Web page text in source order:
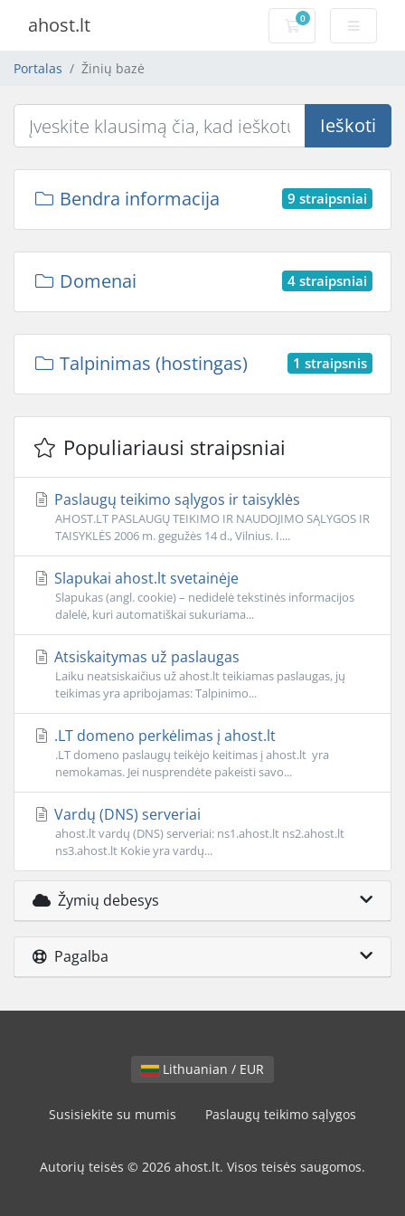
ahost.lt 0
Pirkinių krepšelis
Portalas Žinių bazė
Ieškoti
9 straipsniai
Bendra informacija
4 straipsniai
Domenai
1 straipsnis
Talpinimas (hostingas)
Populiariausi straipsniai
Paslaugų teikimo sąlygos ir taisyklės
AHOST.LT PASLAUGŲ TEIKIMO IR NAUDOJIMO SĄLYGOS IR
TAISYKLĖS 2006 m. gegužės 14 d., Vilnius. I....
Slapukai ahost.lt svetainėje
Slapukas (angl. cookie) – nedidelė tekstinės informacijos
dalelė, kuri automatiškai sukuriama...
Atsiskaitymas už paslaugas
Laiku neatsiskaičius už ahost.lt teikiamas paslaugas, jų
teikimas yra apribojamas: Talpinimo...
.LT domeno perkėlimas į ahost.lt
.LT domeno paslaugų teikėjo keitimas į ahost.lt yra
nemokamas. Jei nusprendėte pakeisti savo...
Vardų (DNS) serveriai
ahost.lt vardų (DNS) serveriai: ns1.ahost.lt ns2.ahost.lt
ns3.ahost.lt Kokie yra vardų...
Žymių debesys
Pagalba
Lithuanian / EUR
Susisiekite su mumis Paslaugų teikimo sąlygos
Autorių teisės © 2026 ahost.lt. Visos teisės saugomos.